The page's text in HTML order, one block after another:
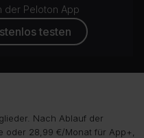
der Peloton App
testen
Nach Ablauf der
oder 28,99 €/Monat für App+,